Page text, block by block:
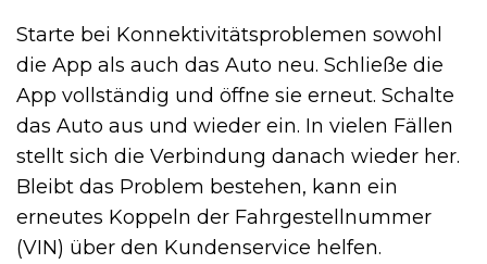
Starte bei Konnektivitätsproblemen sowohl
die App als auch das Auto neu. Schließe die
App vollständig und öffne sie erneut. Schalte
das Auto aus und wieder ein. In vielen Fällen
stellt sich die Verbindung danach wieder her.
Bleibt das Problem bestehen, kann ein
erneutes Koppeln der Fahrgestellnummer
(VIN) über den Kundenservice helfen.